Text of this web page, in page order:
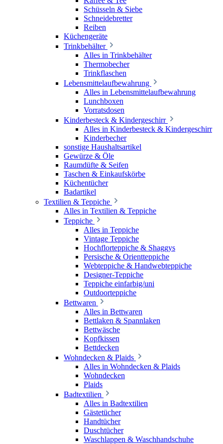
Schüsseln & Siebe
Schneidebretter
Reiben
Küchengeräte
Trinkbehälter
Alles in Trinkbehälter
Thermobecher
Trinkflaschen
Lebensmittelaufbewahrung
Alles in Lebensmittelaufbewahrung
Lunchboxen
Vorratsdosen
Kinderbesteck & Kindergeschirr
Alles in Kinderbesteck & Kindergeschirr
Kinderbecher
sonstige Haushaltsartikel
Gewürze & Öle
Raumdüfte & Seifen
Taschen & Einkaufskörbe
Küchentücher
Badartikel
Textilien & Teppiche
Alles in Textilien & Teppiche
Teppiche
Alles in Teppiche
Vintage Teppiche
Hochflorteppiche & Shaggys
Persische & Orientteppiche
Webteppiche & Handwebteppiche
Designer-Teppiche
Teppiche einfarbig/uni
Outdoorteppiche
Bettwaren
Alles in Bettwaren
Bettlaken & Spannlaken
Bettwäsche
Kopfkissen
Bettdecken
Wohndecken & Plaids
Alles in Wohndecken & Plaids
Wohndecken
Plaids
Badtextilien
Alles in Badtextilien
Gästetücher
Handtücher
Duschtücher
Waschlappen & Waschhandschuhe